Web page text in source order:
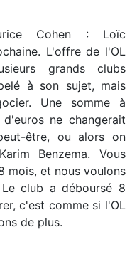
Cohen : Loïc
L'offre de l'OL
grands clubs
à son sujet, mais
Une somme à
ne changerait
être, ou alors on
Benzema. Vous
mois, et nous voulons
club a déboursé 8
c'est comme si l'OL
de plus.